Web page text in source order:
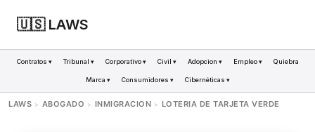
🇺🇸 LAWS
Contratos ▾ Tribunal ▾ Corporativo ▾ Civil ▾ Adopcion ▾ Empleo ▾ Quiebra
Marca ▾ Consumidores ▾ Cibernéticas ▾
LAWS > ABOGADO > INMIGRACION > LOTERIA DE TARJETA VERDE